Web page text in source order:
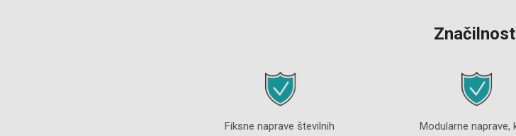
Fiksne naprave številnih
Modularne naprave,